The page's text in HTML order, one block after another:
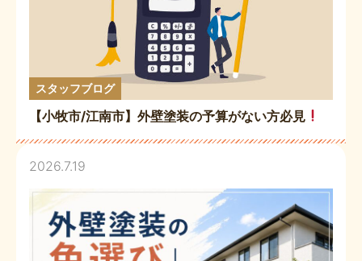
スタッフブログ
【小牧市/江南市】外壁塗装の予算がない方必見
2026.7.19